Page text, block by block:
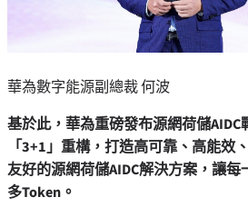
華為數字能源副總裁 何波
基於此，華為重磅發布源網荷儲AIDC
「3+1」重構，打造高可靠、高能效
友好的源網荷儲AIDC解決方案，讓每
多Token。